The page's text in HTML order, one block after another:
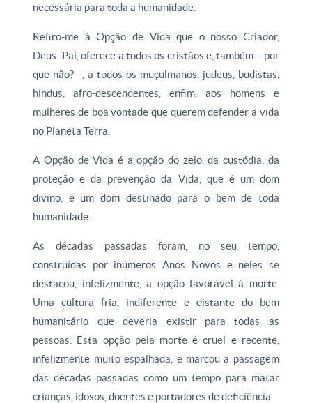
necessária para toda a humanidade.
Refiro-me à Opção de Vida que o nosso Criador,
Deus–Pai, oferece a todos os cristãos e, também – por
que não? –, a todos os muçulmanos, judeus, budistas,
hindus, afro-descendentes, enfim, aos homens e
mulheres de boa vontade que querem defender a vida
no Planeta Terra.
A Opção de Vida é a opção do zelo, da custódia, da
proteção e da prevenção da Vida, que é um dom
divino, e um dom destinado para o bem de toda
humanidade.
As décadas passadas foram, no seu tempo,
construídas por inúmeros Anos Novos e neles se
destacou, infelizmente, a opção favorável à morte.
Uma cultura fria, indiferente e distante do bem
humanitário que deveria existir para todas as
pessoas. Esta opção pela morte é cruel e recente,
infelizmente muito espalhada, e marcou a passagem
das décadas passadas como um tempo para matar
crianças, idosos, doentes e portadores de deficiência.